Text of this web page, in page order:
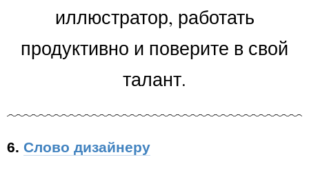
иллюстратор, работать
продуктивно и поверите в свой
талант.
6. Слово дизайнеру